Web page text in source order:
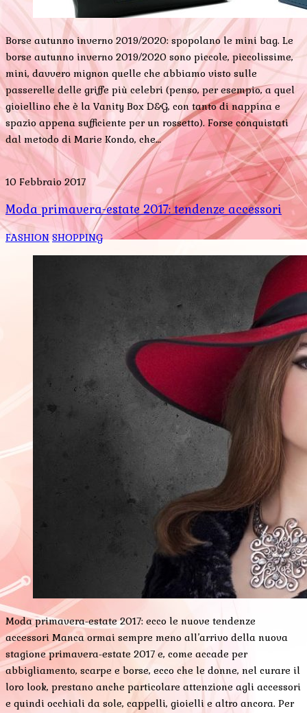
Borse autunno inverno 2019/2020: spopolano le mini bag. Le
borse autunno inverno 2019/2020 sono piccole, piccolissime,
mini, davvero mignon quelle che abbiamo visto sulle
passerelle delle griffe più celebri (penso, per esempio, a quel
gioiellino che è la Vanity Box D&G, con tanto di nappina e
spazio appena sufficiente per un rossetto). Forse conquistati
dal metodo di Marie Kondo, che…
10 Febbraio 2017
Moda primavera-estate 2017: tendenze accessori
FASHION SHOPPING
Moda primavera-estate 2017: ecco le nuove tendenze
accessori Manca ormai sempre meno all’arrivo della nuova
stagione primavera-estate 2017 e, come accade per
abbigliamento, scarpe e borse, ecco che le donne, nel curare il
loro look, prestano anche particolare attenzione agli accessori
e quindi occhiali da sole, cappelli, gioielli e altro ancora. Per